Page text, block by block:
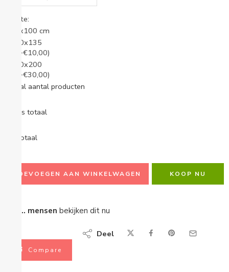
Groote:
75x100 cm
100x135
(+€10,00)
140x200
(+€30,00)
Totaal aantal producten
Opties totaal
Eindtotaal
TOEVOEGEN AAN WINKELWAGEN KOOP NU
... mensen bekijken dit nu
Compare
Deel